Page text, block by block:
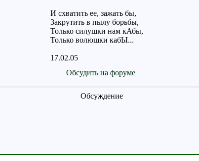
И схватить ее, зажать бы,
Закрутить в пылу борьбы,
Только силушки нам кАбы,
Только волюшки кабЫ...
17.02.05
Обсудить на форуме
Обсуждение